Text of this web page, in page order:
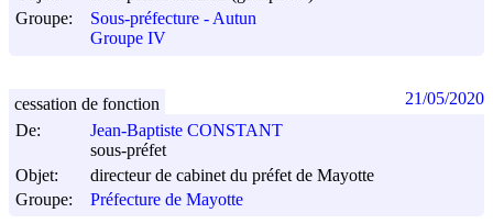
Groupe:
Sous-préfecture - Autun
Groupe IV
De:
Jean-Baptiste CONSTANT
sous-préfet
Objet:
directeur de cabinet du préfet de Mayotte
Groupe:
Préfecture de Mayotte
cessation de fonction 21/05/2020